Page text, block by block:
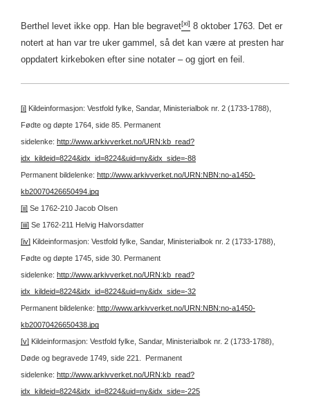
Berthel levet ikke opp. Han ble begravet[xi] 8 oktober 1763. Det er
notert at han var tre uker gammel, så det kan være at presten har
oppdatert kirkeboken efter sine notater – og gjort en feil.
[i] Kildeinformasjon: Vestfold fylke, Sandar, Ministerialbok nr. 2 (1733-1788),
Fødte og døpte 1764, side 85. Permanent
sidelenke: http://www.arkivverket.no/URN:kb_read?
idx_kildeid=8224&idx_id=8224&uid=ny&idx_side=-88
Permanent bildelenke: http://www.arkivverket.no/URN:NBN:no-a1450-
kb20070426650494.jpg
[ii] Se 1762-210 Jacob Olsen
[iii] Se 1762-211 Helvig Halvorsdatter
[iv] Kildeinformasjon: Vestfold fylke, Sandar, Ministerialbok nr. 2 (1733-1788),
Fødte og døpte 1745, side 30. Permanent
sidelenke: http://www.arkivverket.no/URN:kb_read?
idx_kildeid=8224&idx_id=8224&uid=ny&idx_side=-32
Permanent bildelenke: http://www.arkivverket.no/URN:NBN:no-a1450-
kb20070426650438.jpg
[v] Kildeinformasjon: Vestfold fylke, Sandar, Ministerialbok nr. 2 (1733-1788),
Døde og begravede 1749, side 221. Permanent
sidelenke: http://www.arkivverket.no/URN:kb_read?
idx_kildeid=8224&idx_id=8224&uid=ny&idx_side=-225